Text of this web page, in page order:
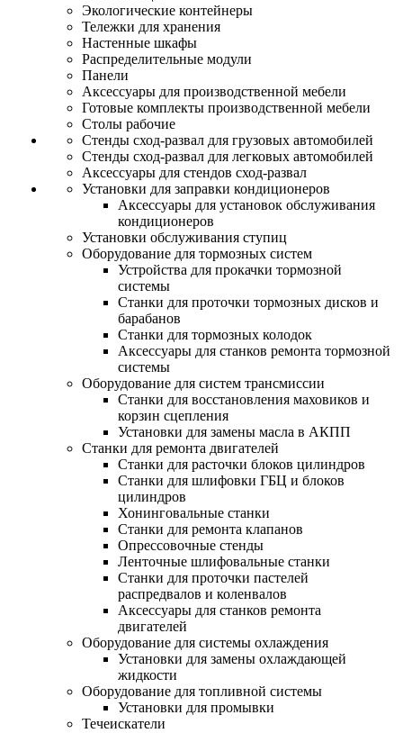
Экологические контейнеры
Тележки для хранения
Настенные шкафы
Распределительные модули
Панели
Аксессуары для производственной мебели
Готовые комплекты производственной мебели
Столы рабочие
Стенды сход-развал для грузовых автомобилей
Стенды сход-развал для легковых автомобилей
Аксессуары для стендов сход-развал
Установки для заправки кондиционеров
Аксессуары для установок обслуживания
кондиционеров
Установки обслуживания ступиц
Оборудование для тормозных систем
Устройства для прокачки тормозной
системы
Станки для проточки тормозных дисков и
барабанов
Станки для тормозных колодок
Аксессуары для станков ремонта тормозной
системы
Оборудование для систем трансмиссии
Станки для восстановления маховиков и
корзин сцепления
Установки для замены масла в АКПП
Станки для ремонта двигателей
Станки для расточки блоков цилиндров
Станки для шлифовки ГБЦ и блоков
цилиндров
Хонинговальные станки
Станки для ремонта клапанов
Опрессовочные стенды
Ленточные шлифовальные станки
Станки для проточки пастелей
распредвалов и коленвалов
Аксессуары для станков ремонта
двигателей
Оборудование для системы охлаждения
Установки для замены охлаждающей
жидкости
Оборудование для топливной системы
Установки для промывки
Течеискатели